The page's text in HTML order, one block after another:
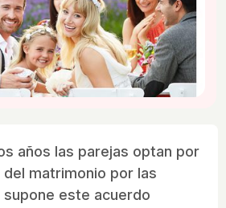
años las parejas optan por
matrimonio por las
este acuerdo